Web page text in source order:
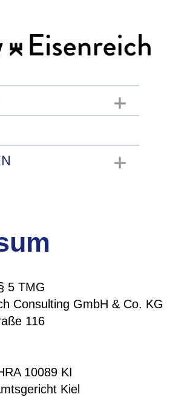
Show submenu
Show submenu
5 TMG
Consulting GmbH & Co. KG
116
10089 KI
Kiel